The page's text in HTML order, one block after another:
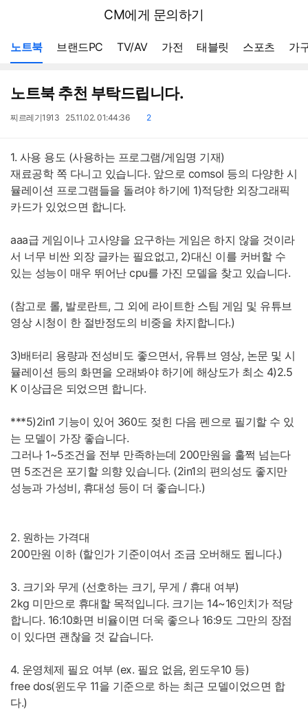
다나와
CM에게 문의하기
노트북 브랜드PC TV/AV 가전 태블릿 스포츠 가
노트북 추천 부탁드립니다.
작
찌르레기1913
작
25.11.02. 01:44:36
댓
2
1. 사용 용도 (사용하는 프로그램/게임명 기재)
재료공학 쪽 다니고 있습니다. 앞으로 comsol 등의 다양한 시
뮬레이션 프로그램들을 돌려야 하기에 1)적당한 외장그래픽
카드가 있었으면 합니다.
aaa급 게임이나 고사양을 요구하는 게임은 하지 않을 것이라
서 너무 비싼 외장 글카는 필요없고, 2)대신 이를 커버할 수
있는 성능이 매우 뛰어난 cpu를 가진 모델을 찾고 있습니다.
(참고로 롤, 발로란트, 그 외에 라이트한 스팀 게임 및 유튜브
영상 시청이 한 절반정도의 비중을 차지합니다.)
3)배터리 용량과 전성비도 좋으면서, 유튜브 영상, 논문 및 시
뮬레이션 등의 화면을 오래봐야 하기에 해상도가 최소 4)2.5
K 이상급은 되었으면 합니다.
***5)2in1 기능이 있어 360도 젖힌 다음 펜으로 필기할 수 있
는 모델이 가장 좋습니다.
그러나 1~5조건을 전부 만족하는데 200만원을 훌쩍 넘는다
면 5조건은 포기할 의향 있습니다. (2in1의 편의성도 좋지만
성능과 가성비, 휴대성 등이 더 좋습니다.)
2. 원하는 가격대
200만원 이하 (할인가 기준이여서 조금 오버해도 됩니다.)
3. 크기와 무게 (선호하는 크기, 무게 / 휴대 여부)
2kg 미만으로 휴대할 목적입니다. 크기는 14~16인치가 적당
합니다. 16:10화면 비율이면 더욱 좋으나 16:9도 그만의 장점
이 있다면 괜찮을 것 같습니다.
4. 운영체제 필요 여부 (ex. 필요 없음, 윈도우10 등)
free dos(윈도우 11을 기준으로 하는 최근 모델이었으면 합
다.)